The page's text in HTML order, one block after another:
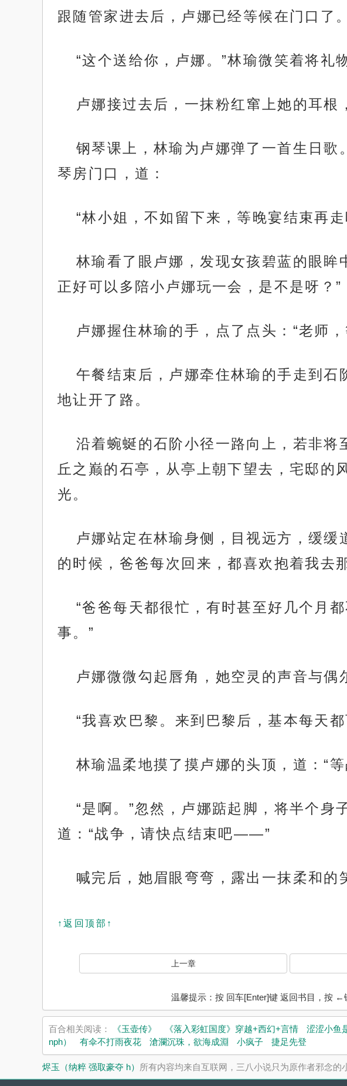
跟随管家进去后，卢娜已经等候在门口了。
“这个送给你，卢娜。”林瑜微笑着将礼
卢娜接过去后，一抹粉红窜上她的耳根
钢琴课上，林瑜为卢娜弹了一首生日
琴房门口，道：
“林小姐，不如留下来，等晚宴结束再
林瑜看了眼卢娜，发现女孩碧蓝的眼眸
正好可以多陪小卢娜玩一会，是不是呀？”
卢娜握住林瑜的手，点了点头：“老师
午餐结束后，卢娜牵住林瑜的手走到
地让开了路。
沿着蜿蜒的石阶小径一路向上，若非
丘之巅的石亭，从亭上朝下望去，宅邸的
光。
卢娜站定在林瑜身侧，目视远方，缓
的时候，爸爸每次回来，都喜欢抱着我去
“爸爸每天都很忙，有时甚至好几个月
事。”
卢娜微微勾起唇角，她空灵的声音与偶
“我喜欢巴黎。来到巴黎后，基本每天
林瑜温柔地摸了摸卢娜的头顶，道：“
“是啊。”忽然，卢娜踮起脚，将半个
道：“战争，请快点结束吧——”
喊完后，她眉眼弯弯，露出一抹柔和的
↑返回顶部↑
上一章
温馨提示：按 回车[Enter]键 返回书目，按
百合相关阅读： 《玉壶传》 《落入彩虹国度》穿越+西幻+言情 涩涩小鱼
nph）
有伞不打雨夜花 滄瀾沉珠，欲海成淵 小疯子 捷足先登
烬玉（纳粹 强取豪夺 h） 所有内容均来自互联网，三八小说只为原作者邪念